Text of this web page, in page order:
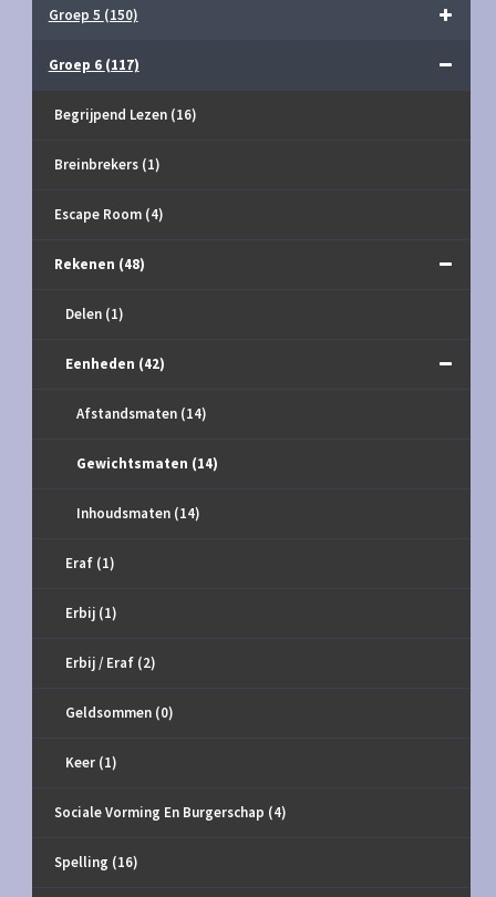
Groep 5 (150)
Groep 6 (117)
Begrijpend Lezen (16)
Breinbrekers (1)
Escape Room (4)
Rekenen (48)
Delen (1)
Eenheden (42)
Afstandsmaten (14)
Gewichtsmaten (14)
Inhoudsmaten (14)
Eraf (1)
Erbij (1)
Erbij / Eraf (2)
Geldsommen (0)
Keer (1)
Sociale Vorming En Burgerschap (4)
Spelling (16)